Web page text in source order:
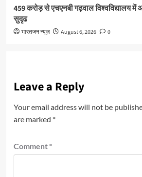
459 करोड़ से एचएनबी गढ़वाल विश्वविद्यालय में
सुदृढ
भारतजन न्यूज़ August 6, 2026 0
Leave a Reply
Your email address will not be
are marked *
Comment *